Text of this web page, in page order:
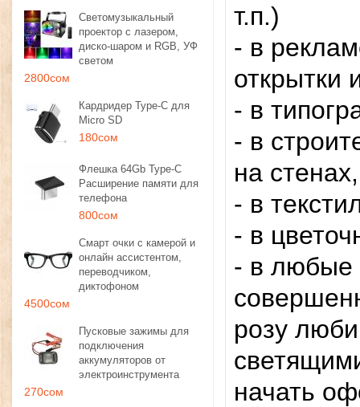
Светомузыкальный
проектор с лазером,
диско-шаром и RGB, УФ
светом
2800сом
Кардридер Type-C для
Micro SD
180сом
Флешка 64Gb Type-C
Расширение памяти для
телефона
800сом
Смарт очки с камерой и
онлайн ассистентом,
переводчиком,
диктофоном
4500сом
Пусковые зажимы для
подключения
аккумуляторов от
электроинструмента
270сом
т.п.)
- в
открытки
- в
- в
на
- в
- в
​- в любые
розу
начать